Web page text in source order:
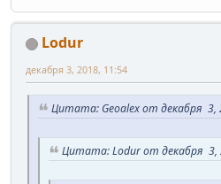
Lodur
декабря 3, 2018, 11:54
Цитата: Geoalex от декабря 3,
Цитата: Lodur от декабря 3,